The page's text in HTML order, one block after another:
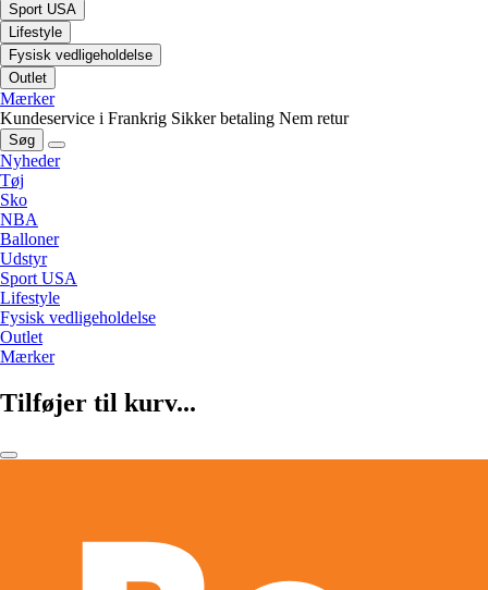
Sport USA
Lifestyle
Fysisk vedligeholdelse
Outlet
Mærker
Kundeservice i Frankrig Sikker betaling Nem retur
Søg
Nyheder
Tøj
Sko
NBA
Balloner
Udstyr
Sport USA
Lifestyle
Fysisk vedligeholdelse
Outlet
Mærker
Tilføjer til kurv...